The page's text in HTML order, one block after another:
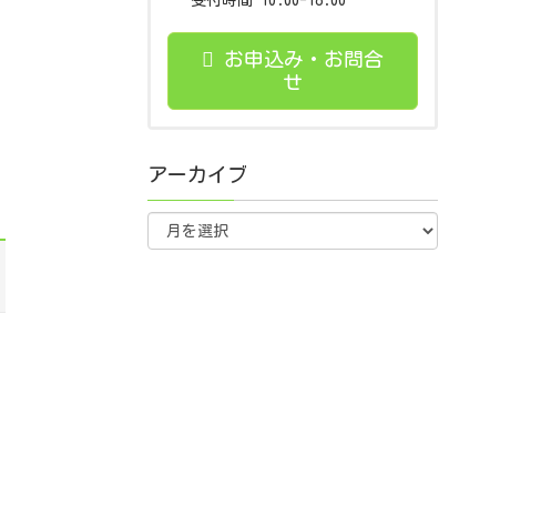
お申込み・お問合
せ
アーカイブ